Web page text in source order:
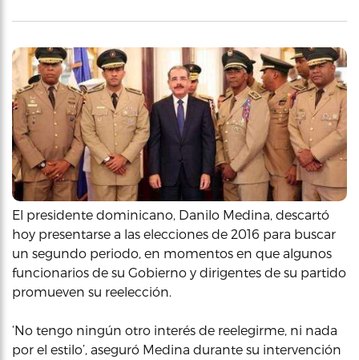
El presidente dominicano, Danilo Medina, descartó
hoy presentarse a las elecciones de 2016 para buscar
un segundo periodo, en momentos en que algunos
funcionarios de su Gobierno y dirigentes de su partido
promueven su reelección.
‘No tengo ningún otro interés de reelegirme, ni nada
por el estilo’, aseguró Medina durante su intervención